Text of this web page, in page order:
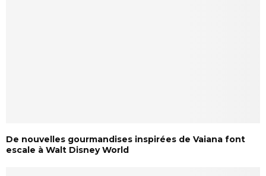
De nouvelles gourmandises inspirées de Vaiana font
escale à Walt Disney World